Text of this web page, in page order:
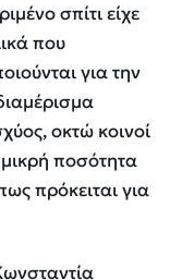
σπίτι είχε
που
για την
οκτώ κοινοί
ποσότητα
πρόκειται για